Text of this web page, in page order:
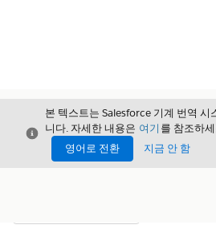
닫기
본 텍스트는 Salesforce 기계 번역 시
니다. 자세한 내용은 여기 를 참조하
영어로 전환
지금 안 함